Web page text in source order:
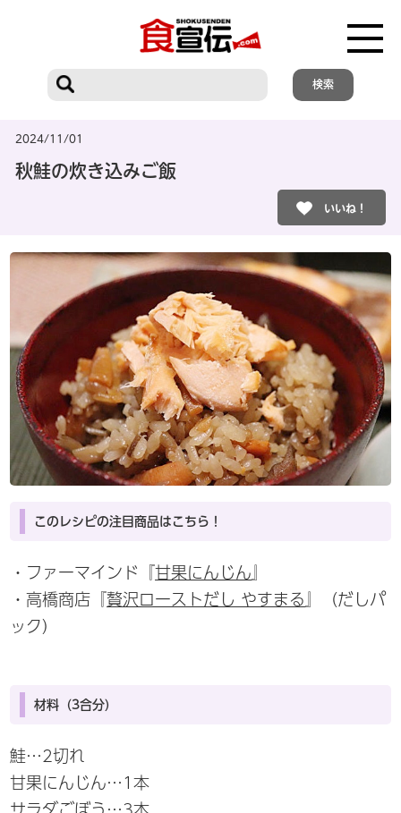
2024/11/01
秋鮭の炊き込みご飯
いいね！
このレシピの注目商品はこちら！
・ファーマインド『甘果にんじん
・高橋商店『贅沢ローストだし やすまる
』（だしパ
ック）
材料（3合分）
鮭…2切れ
甘果にんじん…1本